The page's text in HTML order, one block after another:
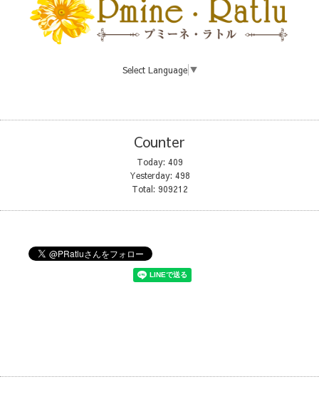
Select Language ▼
Counter
Today: 409
Yesterday: 498
Total: 909212